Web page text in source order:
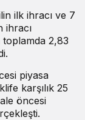
ilk ihracı ve 7
ihracı
toplamda 2,83
piyasa
karşılık 25
öncesi